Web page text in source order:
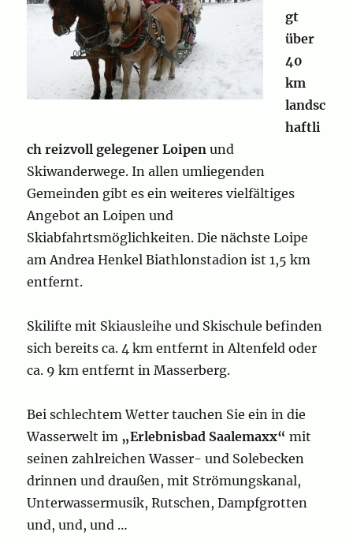
gt
über
40
km
landsc
haftli
ch reizvoll gelegener Loipen und
Skiwanderwege. In allen umliegenden
Gemeinden gibt es ein weiteres vielfältiges
Angebot an Loipen und
Skiabfahrtsmöglichkeiten. Die nächste Loipe
am Andrea Henkel Biathlonstadion ist 1,5 km
entfernt.
Skilifte mit Skiausleihe und Skischule befinden
sich bereits ca. 4 km entfernt in Altenfeld oder
ca. 9 km entfernt in Masserberg.
Bei schlechtem Wetter tauchen Sie ein in die
Wasserwelt im „Erlebnisbad Saalemaxx“ mit
seinen zahlreichen Wasser- und Solebecken
drinnen und draußen, mit Strömungskanal,
Unterwassermusik, Rutschen, Dampfgrotten
und, und, und …